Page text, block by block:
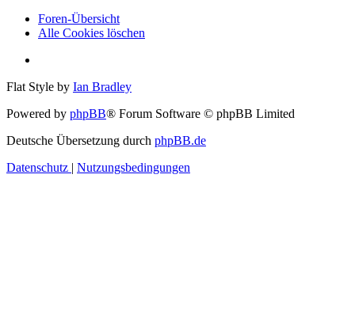
Foren-Übersicht
Alle Cookies löschen
Flat Style by Ian Bradley
Powered by phpBB® Forum Software © phpBB Limited
Deutsche Übersetzung durch phpBB.de
Datenschutz | Nutzungsbedingungen